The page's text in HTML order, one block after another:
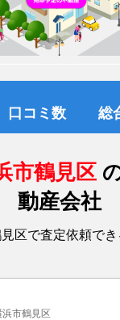
口コミ数 総
市鶴見区
動産会社
区で査定依頼で
市鶴見区